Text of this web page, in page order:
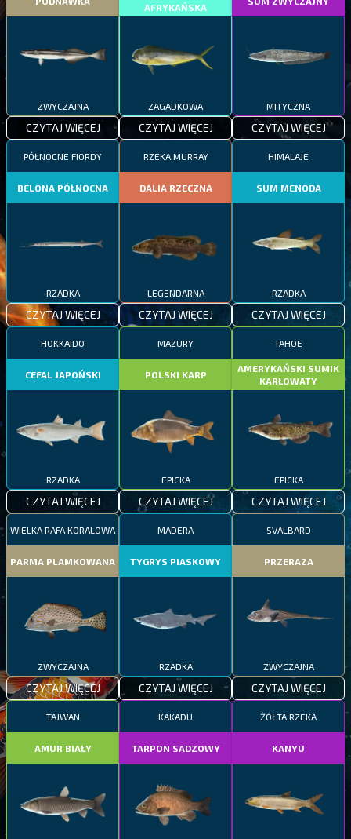
ZWYCZAJNA
CZYTAJ WIĘCEJ
AFRYKAŃSKA
ZAGADKOWA
CZYTAJ WIĘCEJ
MITYCZNA
CZYTAJ WIĘCEJ
PÓŁNOCNE FIORDY
BELONA PÓŁNOCNA
RZADKA
CZYTAJ WIĘCEJ
RZEKA MURRAY
DALIA RZECZNA
LEGENDARNA
CZYTAJ WIĘCEJ
HIMALAJE
SUM MENODA
RZADKA
CZYTAJ WIĘCEJ
HOKKAIDO
CEFAL JAPOŃSKI
RZADKA
CZYTAJ WIĘCEJ
MAZURY
POLSKI KARP
EPICKA
CZYTAJ WIĘCEJ
TAHOE
AMERYKAŃSKI SUMIK
KARŁOWATY
EPICKA
CZYTAJ WIĘCEJ
WIELKA RAFA KORALOWA
PARMA PLAMKOWANA
ZWYCZAJNA
CZYTAJ WIĘCEJ
MADERA
TYGRYS PIASKOWY
RZADKA
CZYTAJ WIĘCEJ
SVALBARD
PRZERAZA
ZWYCZAJNA
CZYTAJ WIĘCEJ
TAJWAN
AMUR BIAŁY
KAKADU
TARPON SADZOWY
ŻÓŁTA RZEKA
KANYU